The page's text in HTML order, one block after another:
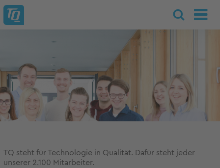
TQ steht für Technologie in Qualität. Dafür steht jeder
unserer 2.100 Mitarbeiter.